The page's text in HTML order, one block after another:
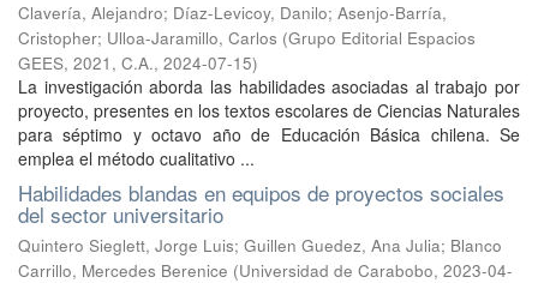
Clavería, Alejandro; Díaz-Levicoy, Danilo; Asenjo-Barría,
Cristopher; Ulloa-Jaramillo, Carlos (Grupo Editorial Espacios
GEES, 2021, C.A., 2024-07-15)
La investigación aborda las habilidades asociadas al trabajo por
proyecto, presentes en los textos escolares de Ciencias Naturales
para séptimo y octavo año de Educación Básica chilena. Se
emplea el método cualitativo ...
Habilidades blandas en equipos de proyectos sociales
del sector universitario
Quintero Sieglett, Jorge Luis; Guillen Guedez, Ana Julia; Blanco
Carrillo, Mercedes Berenice (Universidad de Carabobo, 2023-04-